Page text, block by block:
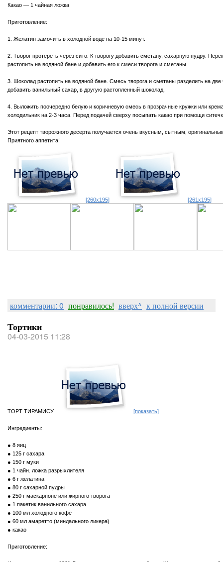
Какао — 1 чайная ложка
Приготовление:
1. Желатин замочить в холодной воде на 10-15 минут.
2. Творог протереть через сито. К творогу добавить сметану, сахарную пудру.
растопить на водяной бане и добавить его к смеси творога и сметаны.
3. Шоколад растопить на водяной бане. Смесь творога и сметаны разделить на две
добавить ванильный сахар, в другую растопленный шоколад.
4. Выложить поочередно белую и коричневую смесь в прозрачные кружки или
холодильник на 2-3 часа. Перед подачей сверху посыпать какао при помощи
Этот рецепт творожного десерта получается очень вкусным, сытным,
Приятного аппетита!
[260x195] [261x195]
комментарии: 0 понравилось! вверх^ к полной версии
Тортики
04-03-2015 11:28
ТОРТ ТИРАМИСУ [показать]
Ингредиенты:
● 8 яиц
● 125 г сахара
● 150 г муки
● 1 чайн. ложка разрыхлителя
● 6 г желатина
● 80 г сахарной пудры
● 250 г маскарпоне или жирного творога
● 1 пакетик ванильного сахара
● 100 мл холодного кофе
● 60 мл амаретто (миндального ликера)
● какао
Приготовление: